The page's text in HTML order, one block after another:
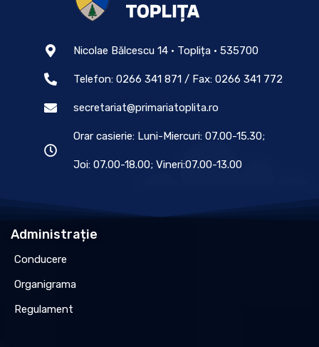
Nicolae Bălcescu 14 • Toplița • 535700
Telefon: 0266 341 871 / Fax: 0266 341 772
secretariat@primariatoplita.ro
Orar casierie: Luni-Miercuri: 07.00-15.30;
Joi: 07.00-18.00; Vineri:07.00-13.00
Administrație
Conducere
Organigrama
Regulament